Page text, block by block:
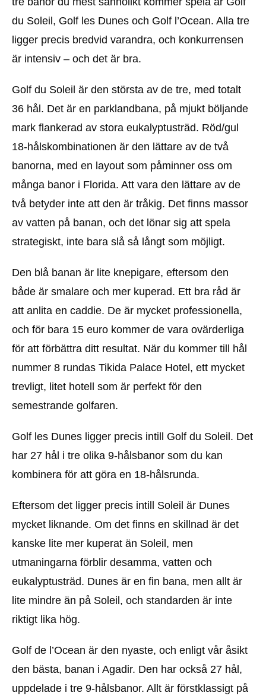
du Soleil, Golf les Dunes och Golf l’Ocean. Alla tre
ligger precis bredvid varandra, och konkurrensen
är intensiv – och det är bra.
Golf du Soleil är den största av de tre, med totalt
36 hål. Det är en parklandbana, på mjukt böljande
mark flankerad av stora eukalyptusträd. Röd/gul
18-hålskombinationen är den lättare av de två
banorna, med en layout som påminner oss om
många banor i Florida. Att vara den lättare av de
två betyder inte att den är tråkig. Det finns massor
av vatten på banan, och det lönar sig att spela
strategiskt, inte bara slå så långt som möjligt.
Den blå banan är lite knepigare, eftersom den
både är smalare och mer kuperad. Ett bra råd är
att anlita en caddie. De är mycket professionella,
och för bara 15 euro kommer de vara ovärderliga
för att förbättra ditt resultat. När du kommer till hål
nummer 8 rundas Tikida Palace Hotel, ett mycket
trevligt, litet hotell som är perfekt för den
semestrande golfaren.
Golf les Dunes ligger precis intill Golf du Soleil. Det
har 27 hål i tre olika 9-hålsbanor som du kan
kombinera för att göra en 18-hålsrunda.
Eftersom det ligger precis intill Soleil är Dunes
mycket liknande. Om det finns en skillnad är det
kanske lite mer kuperat än Soleil, men
utmaningarna förblir desamma, vatten och
eukalyptusträd. Dunes är en fin bana, men allt är
lite mindre än på Soleil, och standarden är inte
riktigt lika hög.
Golf de l’Ocean är den nyaste, och enligt vår åsikt
den bästa, banan i Agadir. Den har också 27 hål,
uppdelade i tre 9-hålsbanor. Allt är förstklassigt på